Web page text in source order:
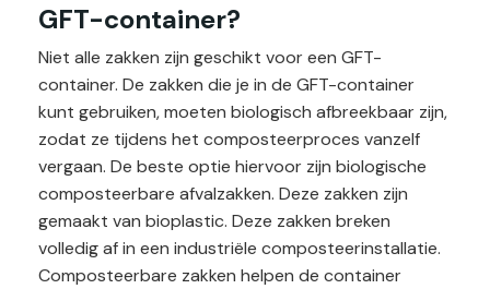
GFT-container?
Niet alle zakken zijn geschikt voor een GFT-
container. De zakken die je in de GFT-container
kunt gebruiken, moeten biologisch afbreekbaar zijn,
zodat ze tijdens het composteerproces vanzelf
vergaan. De beste optie hiervoor zijn biologische
composteerbare afvalzakken. Deze zakken zijn
gemaakt van bioplastic. Deze zakken breken
volledig af in een industriële composteerinstallatie.
Composteerbare zakken helpen de container